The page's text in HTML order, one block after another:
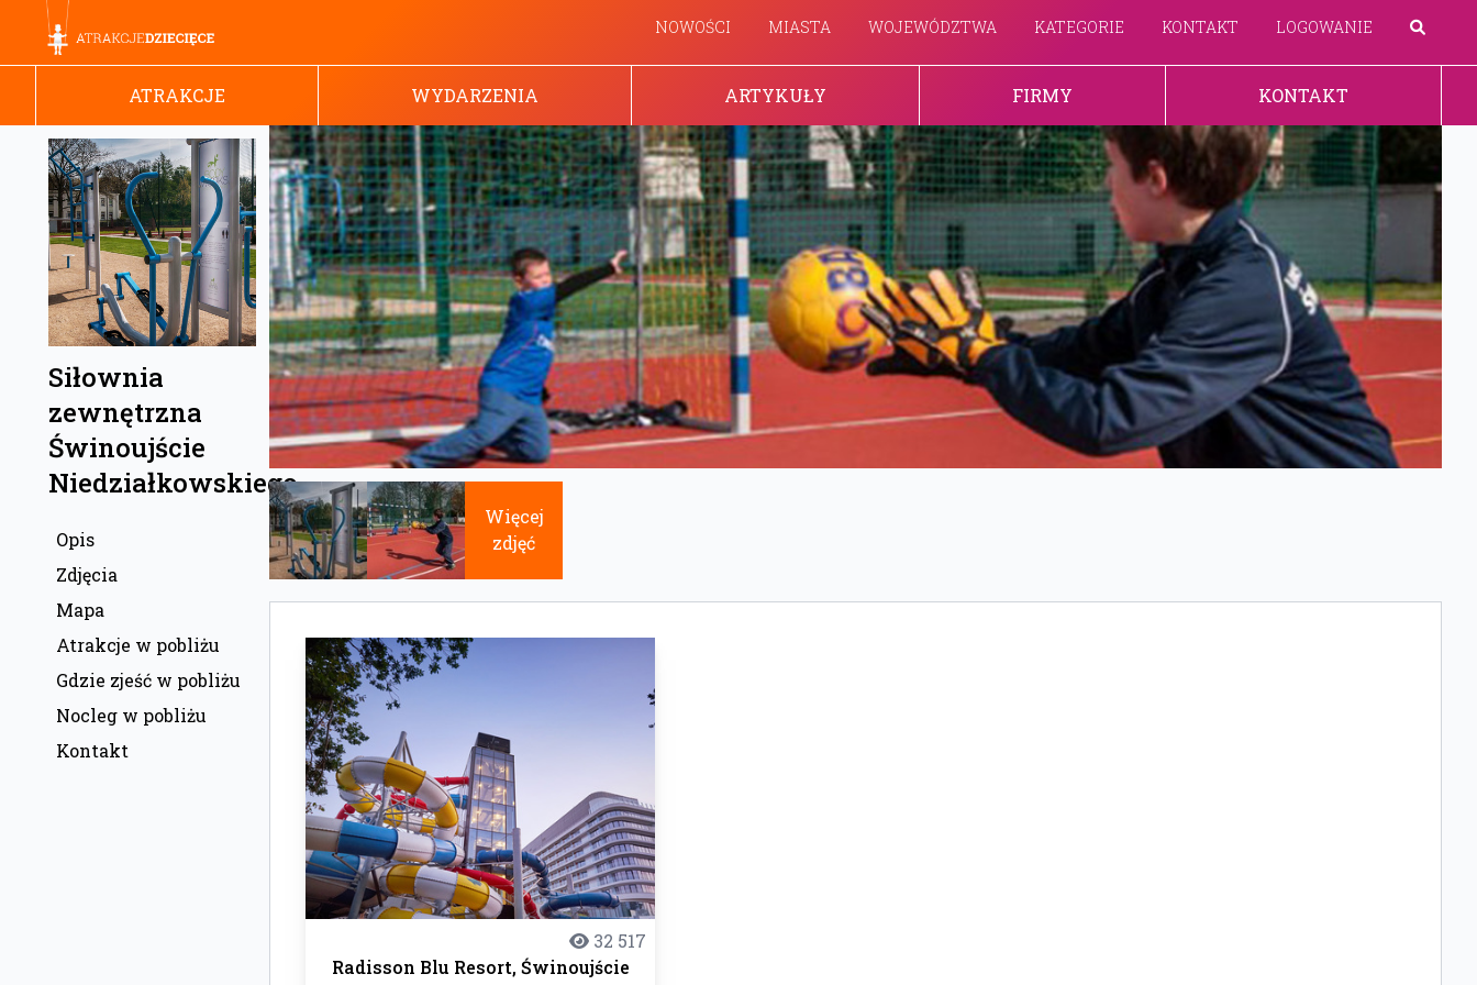
NOWOŚCI MIASTA WOJEWÓDZTWA KATEGORIE KONTAKT LOGOWANIE
ATRAKCJE WYDARZENIA ARTYKUŁY FIRMY KONTAKT
Siłownia
zewnętrzna
Świnoujście
Niedziałkowskiego
Opis
Zdjęcia
Mapa
Atrakcje w pobliżu
Gdzie zjeść w pobliżu
Nocleg w pobliżu
Kontakt
Więcej
zdjęć
32 517
Radisson Blu Resort, Świnoujście